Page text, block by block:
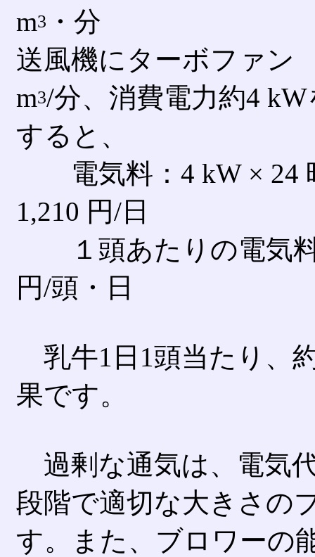
m3 ・分
送風機にターボファン
m3/分、消費電力約4
すると、
電気料：4 kW × 24
1,210 円/日
１頭あたりの電気料
円/頭・日
乳牛1日1頭当たり、
果です。
過剰な通気は、電気
段階で適切な大きさの
す。また、ブロワーの